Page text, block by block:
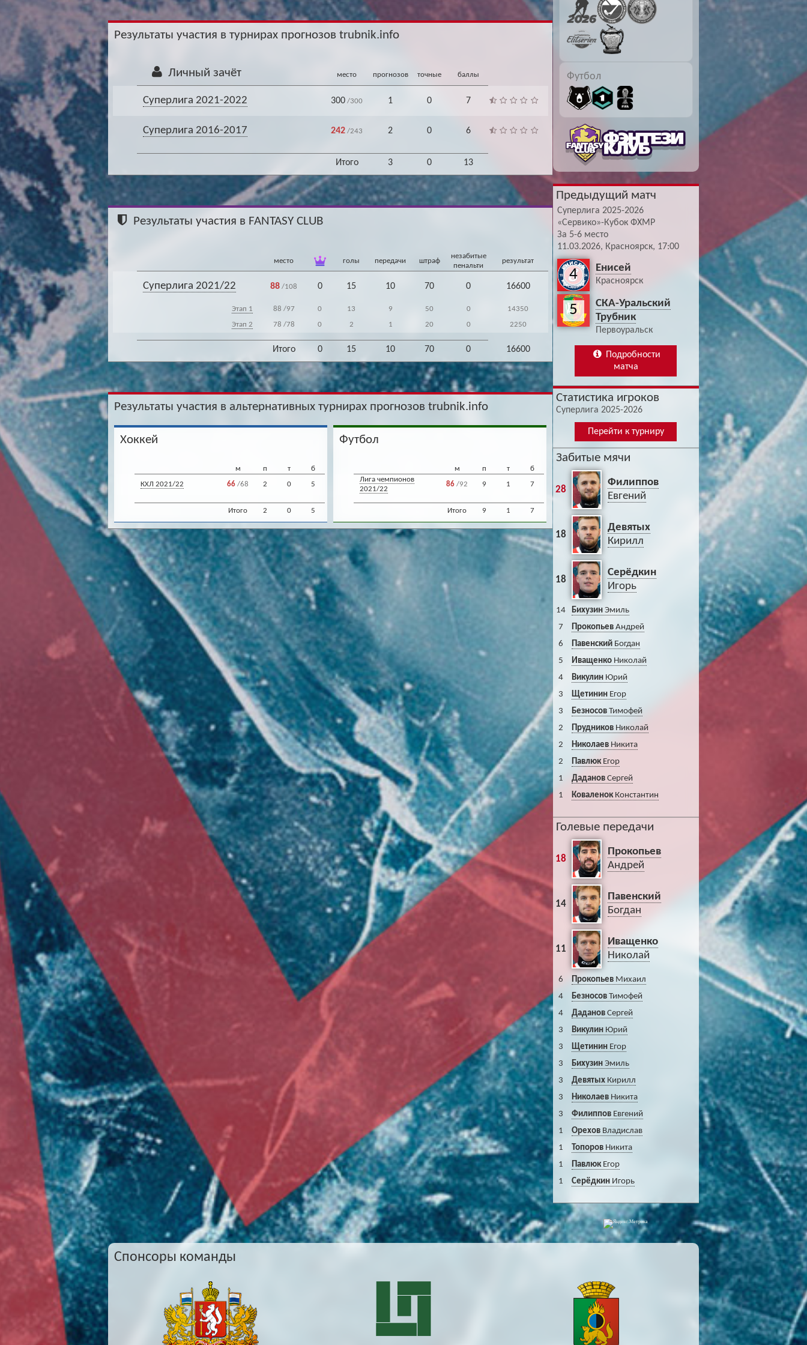
Футбол — ЛЧ
Хоккей — КХЛ
Буч: блог болельщика
Hound: блог болельщика
Результаты участия в турнирах прогнозов trubnik.info
Личный зачёт место прогнозов точные баллы
Суперлига 2021-2022 300 /300 1 0 7
Суперлига 2016-2017 242 /243 2 0 6
Итого 3 0 13
Результаты участия в FANTASY CLUB
место голы передачи штраф
незабитые
пенальти
результат
Суперлига 2021/22 88 /108 0 15 10 70 0 16600
Этап 1 88 /97 0 13 9 50 0
14350
Этап 2
78 /78 0 2 1 20 0 2250
Итого 0 15 10 70 0 16600
Результаты участия в альтернативных турнирах прогнозов trubnik.info
Хоккей
м п т
б
КХЛ 2021/22
66 /68 2 0 5
Итого 2 0 5
Футбол
м п т
б
Лига чемпионов
2021/22
86 /92 9 1 7
Итого 9 1 7
Футбол
Предыдущий матч
Суперлига 2025-2026
«Сервико»-Кубок ФХМР
За 5-6 место
11.03.2026, Красноярск, 17:00
4 Енисей
Красноярск
5
СКА-Уральский
Трубник
Первоуральск
Подробности
матча
Статистика игроков
Суперлига 2025-2026
Перейти к турниру
Забитые мячи
28
Филиппов
Евгений
18
Девятых
Кирилл
18
Серёдкин
Игорь
14 БихузинЭмиль
7
ПрокопьевАндрей
6
ПавенскийБогдан
5
ИващенкоНиколай
4
ВикулинЮрий
3
ЩетининЕгор
3
БезносовТимофей
2
ПрудниковНиколай
2
НиколаевНикита
2
ПавлюкЕгор
1
ДадановСергей
1
КоваленокКонстантин
Голевые передачи
18
Прокопьев
Андрей
14
Павенский
Богдан
11
Иващенко
Николай
6 ПрокопьевМихаил
4
БезносовТимофей
4
ДадановСергей
3
ВикулинЮрий
3
ЩетининЕгор
3
БихузинЭмиль
3
ДевятыхКирилл
3
НиколаевНикита
3
ФилипповЕвгений
1
ОреховВладислав
1
ТопоровНикита
1
ПавлюкЕгор
1
СерёдкинИгорь
Спонсоры команды